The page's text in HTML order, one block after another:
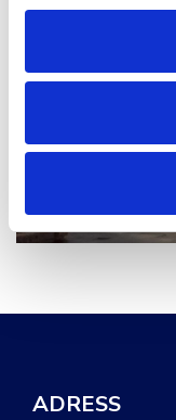
ADRESS